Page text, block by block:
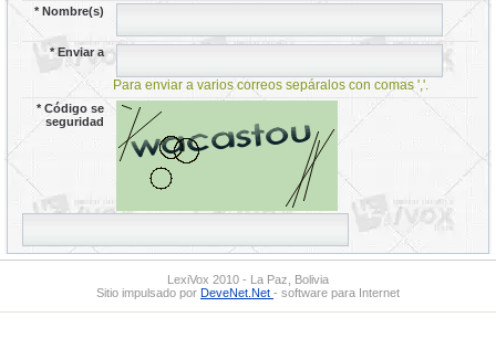
*Nombre(s)
*Enviar a
Para enviar a varios correos sepáralos con comas ','.
*Código se
seguridad
LexiVox 2010 - La Paz, Bolivia
Sitio impulsado por DeveNet.Net - software para Internet